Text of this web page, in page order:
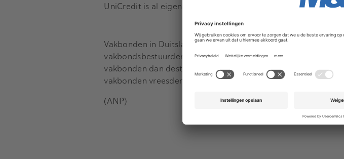
UniCredit is al eigenaar van HVB, een Duitse kredietverlener
Vakbonden in Duitsland zijn tegen een Italiaanse fusiepartner
vakbondsbestuurder Stefan Wittmann eerder deze week. Hij
vakbonden dan destijds bij de onderhandelingen over het
vakbonden vreesden toen het verlies tot wel 30.000 banen.
(ANP)